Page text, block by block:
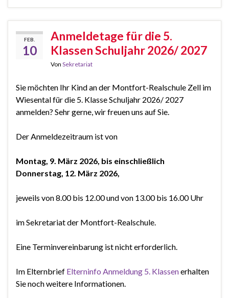
FEB.
10
Anmeldetage für die 5.
Klassen Schuljahr 2026/ 2027
Von Sekretariat
Sie möchten Ihr Kind an der Montfort-Realschule Zell im
Wiesental für die 5. Klasse Schuljahr 2026/ 2027
anmelden? Sehr gerne, wir freuen uns auf Sie.
Der Anmeldezeitraum ist von
Montag, 9. März 2026, bis einschließlich
Donnerstag, 12. März 2026,
jeweils von 8.00 bis 12.00 und von 13.00 bis 16.00 Uhr
im Sekretariat der Montfort-Realschule.
Eine Terminvereinbarung ist nicht erforderlich.
Im Elternbrief Elterninfo Anmeldung 5. Klassenerhalten
Sie noch weitere Informationen.